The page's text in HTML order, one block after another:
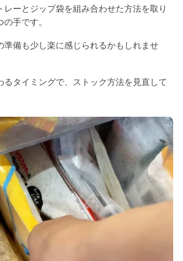
レーとジップ袋を組み合わせた方法を取り
手です。
準備も少し楽に感じられるかもしれませ
るタイミングで、ストック方法を見直して